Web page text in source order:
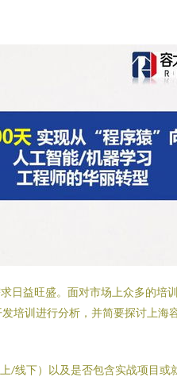
益旺盛。面对市场上众多的培
培训进行分析，并简要探讨上海
线下）以及是否包含实战项目或